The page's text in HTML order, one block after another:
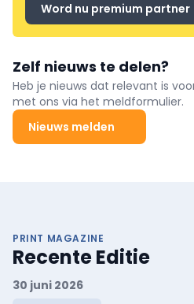
Word nu premium partner
Zelf nieuws te delen?
Heb je nieuws dat relevant is
met ons via het meldformulier.
Nieuws melden
PRINT MAGAZINE
Recente Editie
30 juni 2026